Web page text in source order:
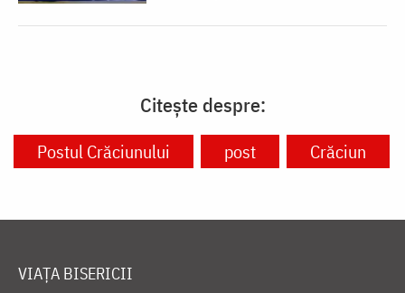
Citește despre:
Postul Crăciunului post Crăciun
VIAȚA BISERICII